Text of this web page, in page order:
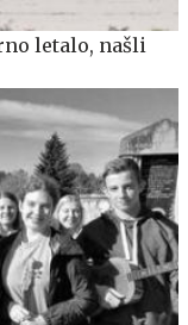
letalo, našli